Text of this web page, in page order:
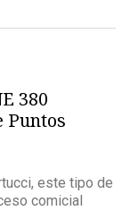
380
Puntos
este tipo de
comicial